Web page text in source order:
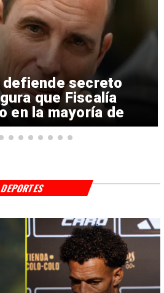
secreto
que Fiscalía
en la mayoría de
DEPORTES